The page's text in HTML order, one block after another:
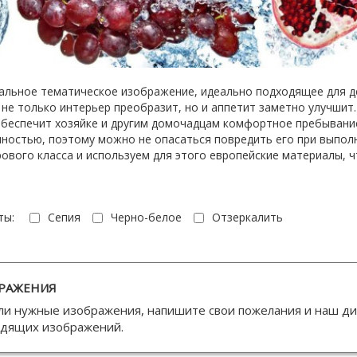
тематическое изображение, идеально подходящее для
только интерьер преобразит, но и аппетит заметно
хозяйке и другим домочадцам комфортное
поэтому можно не опасаться повредить его при
класса и используем для этого европейские материалы,
Сепия Черно-белое Отзеркалить
нужные изображения, напишите свои пожелания и наш
изображений.